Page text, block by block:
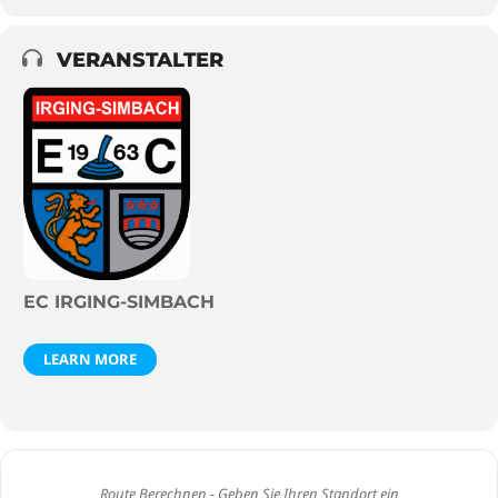
VERANSTALTER
EC IRGING-SIMBACH
LEARN MORE